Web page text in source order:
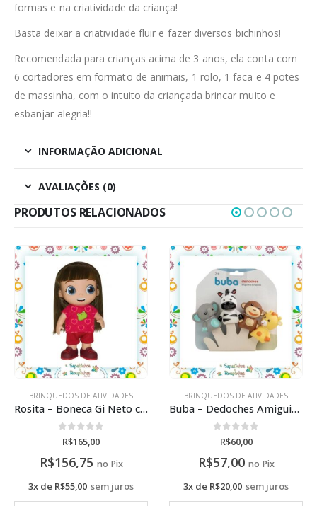
formas e na criatividade da criança!
Basta deixar a criatividade fluir e fazer diversos bichinhos!
Recomendada para crianças acima de 3 anos, ela conta com
6 cortadores em formato de animais, 1 rolo, 1 faca e 4 potes
de massinha, com o intuito da criançada brincar muito e
esbanjar alegria!!
INFORMAÇÃO ADICIONAL
AVALIAÇÕES (0)
PRODUTOS RELACIONADOS
BRINQUEDOS DE ATIVIDADES
Rosita – Boneca Gi Neto com som
de 5
R$165,00
R$156,75 no Pix
3x de R$55,00 sem juros
BRINQUEDOS DE ATIVIDADES
Buba – Dedoches Amiguinhos Da Selva
de 5
R$60,00
R$57,00 no Pix
3x de R$20,00 sem juros